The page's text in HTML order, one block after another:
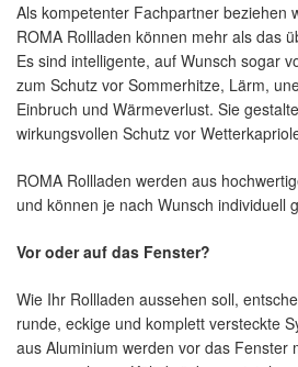
Als kompetenter Fachpartner beziehen
ROMA Rollladen können mehr als das
Es sind intelligente, auf Wunsch sogar
zum Schutz vor Sommerhitze, Lärm,
Einbruch und Wärmeverlust. Sie
wirkungsvollen Schutz vor
ROMA Rollladen werden aus
und können je nach Wunsch individuell
Vor oder auf das Fenster?
Wie Ihr Rollladen aussehen soll,
runde, eckige und komplett versteckte
aus Aluminium werden vor das Fenster